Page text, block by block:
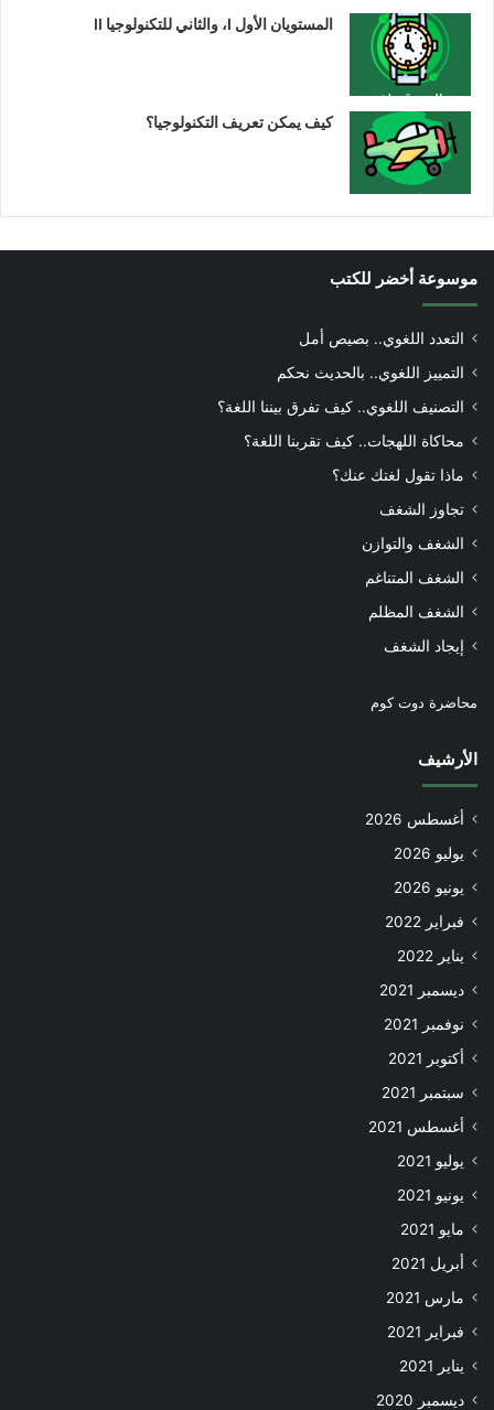
المستويان الأول I، والثاني للتكنولوجيا II
كيف يمكن تعريف التكنولوجيا؟
موسوعة أخضر للكتب
التعدد اللغوي.. بصيص أمل
التمييز اللغوي.. بالحديث نحكم
التصنيف اللغوي.. كيف تفرق بيننا اللغة؟
محاكاة اللهجات.. كيف تقربنا اللغة؟
ماذا تقول لغتك عنك؟
تجاوز الشغف
الشغف والتوازن
الشغف المتناغم
الشغف المظلم
إيجاد الشغف
محاضرة دوت كوم
الأرشيف
أغسطس 2026
يوليو 2026
يونيو 2026
فبراير 2022
يناير 2022
ديسمبر 2021
نوفمبر 2021
أكتوبر 2021
سبتمبر 2021
أغسطس 2021
يوليو 2021
يونيو 2021
مايو 2021
أبريل 2021
مارس 2021
فبراير 2021
يناير 2021
ديسمبر 2020